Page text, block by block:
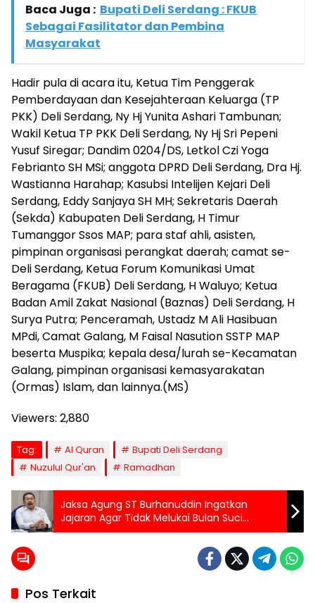
Baca Juga : Bupati Deli Serdang : FKUB
Sebagai Fasilitator dan Pembina
Masyarakat
Hadir pula di acara itu, Ketua Tim Penggerak
Pemberdayaan dan Kesejahteraan Keluarga (TP
PKK) Deli Serdang, Ny Hj Yunita Ashari Tambunan;
Wakil Ketua TP PKK Deli Serdang, Ny Hj Sri Pepeni
Yusuf Siregar; Dandim 0204/DS, Letkol Czi Yoga
Febrianto SH MSi; anggota DPRD Deli Serdang, Dra Hj.
Wastianna Harahap; Kasubsi Intelijen Kejari Deli
Serdang, Eddy Sanjaya SH MH; Sekretaris Daerah
(Sekda) Kabupaten Deli Serdang, H Timur
Tumanggor Ssos MAP; para staf ahli, asisten,
pimpinan organisasi perangkat daerah; camat se-
Deli Serdang, Ketua Forum Komunikasi Umat
Beragama (FKUB) Deli Serdang, H Waluyo; Ketua
Badan Amil Zakat Nasional (Baznas) Deli Serdang, H
Surya Putra; Penceramah, Ustadz M Ali Hasibuan
MPdi, Camat Galang, M Faisal Nasution SSTP MAP
beserta Muspika; kepala desa/lurah se-Kecamatan
Galang, pimpinan organisasi kemasyarakatan
(Ormas) Islam, dan lainnya.(MS)
Viewers: 2,880
Tag: Al Quran
Bupati Deli Serdang
Nuzulul Qur'an
Ramadhan
Jaksa Agung ST Burhanuddin Ingatkan
Jajaran Agar Tidak Melukai Bulan Suci
Ramadhan Dengan Perbuatan Tercela Demi
Pos Terkait